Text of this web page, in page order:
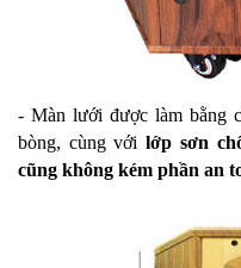
- Màn lưới được làm bằng
bòng, cùng vớilớp sơn
cũng không kém phần an